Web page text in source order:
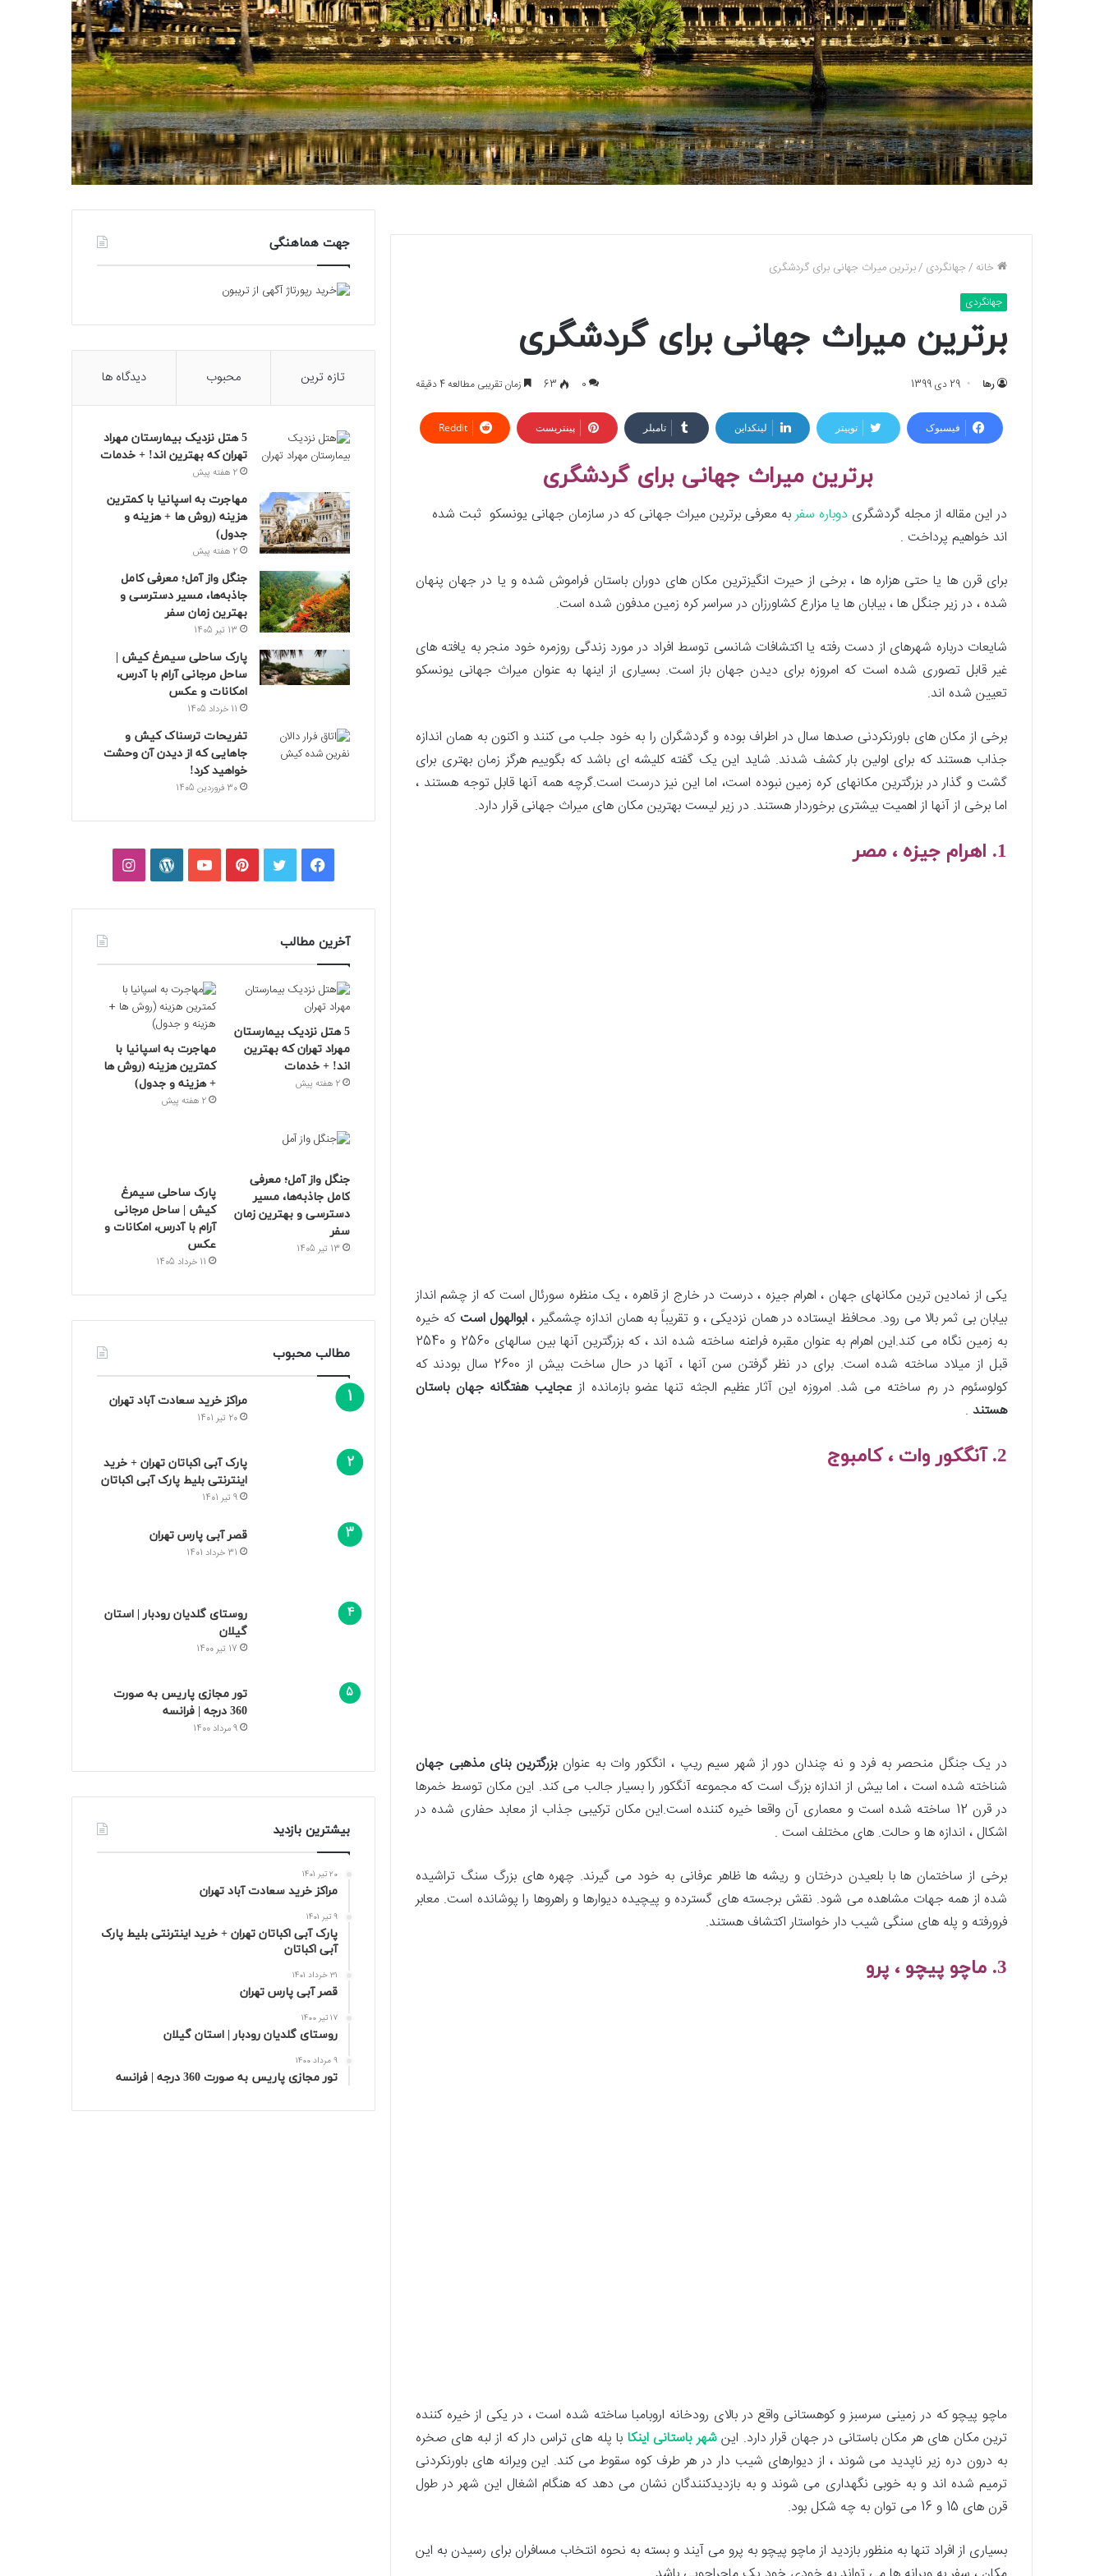
خانه /جهانگردی /برترین میراث جهانی برای گردشگری
جهانگردی
برترین میراث جهانی برای گردشگری
رها 29 دی 1399 0
63 زمان تقریبی مطالعه 4 دقیقه
فیسبوک توییتر لینکداین تامبلر پینتریست Reddit
برترین میراث جهانی برای گردشگری
در این مقاله از مجله گردشگری دوباره سفربه معرفی برترین میراث جهانی که در سازمان جهانی یونسکو ثبت شده
اند خواهیم پرداخت .
برای قرن ها یا حتی هزاره ها ، برخی از حیرت انگیزترین مکان های دوران باستان فراموش شده و یا در جهان پنهان
شده ، در زیر جنگل ها ، بیابان ها یا مزارع کشاورزان در سراسر کره زمین مدفون شده است.
شایعات درباره شهرهای از دست رفته یا اکتشافات شانسی توسط افراد در مورد زندگی روزمره خود منجر به یافته های
غیر قابل تصوری شده است که امروزه برای دیدن جهان باز است. بسیاری از اینها به عنوان میراث جهانی یونسکو
تعیین شده اند.
برخی از مکان های باورنکردنی صدها سال در اطراف بوده و گردشگران را به خود جلب می کنند و اکنون به همان اندازه
جذاب هستند که برای اولین بار کشف شدند. شاید این یک گفته کلیشه ای باشد که بگوییم هرگز زمان بهتری برای
گشت و گذار در بزرگترین مکانهای کره زمین نبوده است، اما این نیز درست است.گرچه همه آنها قابل توجه هستند ،
اما برخی از آنها از اهمیت بیشتری برخوردار هستند. در زیر لیست بهترین مکان های میراث جهانی قرار دارد.
1. اهرام جیزه ، مصر
یکی از نمادین ترین مکانهای جهان ، اهرام جیزه ، درست در خارج از قاهره ، یک منظره سورئال است که از چشم انداز
بیابان بی ثمر بالا می رود. محافظ ایستاده در همان نزدیکی ، و تقریباً به همان اندازه چشمگیر ، ابوالهول است که خیره
به زمین نگاه می کند.این اهرام به عنوان مقبره فراعنه ساخته شده اند ، که بزرگترین آنها بین سالهای 2560 و 2540
قبل از میلاد ساخته شده است. برای در نظر گرفتن سن آنها ، آنها در حال ساخت بیش از 2600 سال بودند که
کولوسئوم در رم ساخته می شد. امروزه این آثار عظیم الجثه تنها عضو بازمانده ازعجایب هفتگانه جهان باستان
هستند .
2. آنگکور وات ، کامبوج
در یک جنگل منحصر به فرد و نه چندان دور از شهر سیم ریپ ، انگکور وات به عنوانبزرگترین بنای مذهبی جهان
شناخته شده است ، اما بیش از اندازه بزرگ است که مجموعه آنگکور را بسیار جالب می کند. این مکان توسط خمرها
در قرن 12 ساخته شده است و معماری آن واقعا خیره کننده است.این مکان ترکیبی جذاب از معابد حفاری شده در
اشکال ، اندازه ها و حالت. های مختلف است .
برخی از ساختمان ها با بلعیدن درختان و ریشه ها ظاهر عرفانی به خود می گیرند. چهره های بزرگ سنگ تراشیده
شده از همه جهات مشاهده می شود. نقش برجسته های گسترده و پیچیده دیوارها و راهروها را پوشانده است. معابر
فرورفته و پله های سنگی شیب دار خواستار اکتشاف هستند.
3. ماچو پیچو ، پرو
ماچو پیچو که در زمینی سرسبز و کوهستانی واقع در بالای رودخانه اروبامبا ساخته شده است ، در یکی از خیره کننده
ترین مکان های هر مکان باستانی در جهان قرار دارد. اینشهر باستانی اینکا با پله های تراس دار که از لبه های صخره
به درون دره زیر ناپدید می شوند ، از دیوارهای شیب دار در هر طرف کوه سقوط می کند. این ویرانه های باورنکردنی
ترمیم شده اند و به خوبی نگهداری می شوند و به بازدیدکنندگان نشان می دهد که هنگام اشغال این شهر در طول
قرن های 15 و 16 می توان به چه شکل بود.
بسیاری از افراد تنها به منظور بازدید از ماچو پیچو به پرو می آیند و بسته به نحوه انتخاب مسافران برای رسیدن به این
جهت هماهنگی
تازه ترین محبوب دیدگاه ها
5 هتل نزدیک بیمارستان مهراد
تهران که بهترین‌ اند! + خدمات
2 هفته پیش
مهاجرت به اسپانیا با کمترین
هزینه (روش ها + هزینه و
جدول)
2 هفته پیش
جنگل واز آمل؛ معرفی کامل
جاذبه‌ها، مسیر دسترسی و
بهترین زمان سفر
13 تیر 1405
پارک ساحلی سیمرغ کیش |
ساحل مرجانی آرام با آدرس،
امکانات و عکس
11 خرداد 1405
تفریحات ترسناک کیش و
جاهایی که از دیدن آن وحشت
خواهید کرد!
30 فروردین 1405
فیسبوکتوییترپینتریستیوتیوبوردپرساینستاگرام
آخرین مطالب
5 هتل نزدیک بیمارستان
مهراد تهران که بهترین‌
اند! + خدمات
2 هفته پیش
مهاجرت به اسپانیا با
کمترین هزینه (روش ها
+ هزینه و جدول)
2 هفته پیش
جنگل واز آمل؛ معرفی
کامل جاذبه‌ها، مسیر
دسترسی و بهترین زمان
سفر
13 تیر 1405
پارک ساحلی سیمرغ
کیش | ساحل مرجانی
آرام با آدرس، امکانات و
عکس
11 خرداد 1405
مطالب محبوب
مراکز خرید سعادت‌ آباد تهران
20 تیر 1401
پارک آبی اکباتان تهران + خرید
اینترنتی بلیط پارک آبی اکباتان
9 تیر 1401
قصر آبی پارس تهران
31 خرداد 1401
روستای گلدیان رودبار | استان
گیلان
17 تیر 1400
تور مجازی پاریس به صورت
360 درجه | فرانسه
9 مرداد 1400
بیشترین بازدید
20 تیر 1401
مراکز خرید سعادت‌ آباد تهران
9 تیر 1401
پارک آبی اکباتان تهران + خرید اینترنتی بلیط پارک
آبی اکباتان
31 خرداد 1401
قصر آبی پارس تهران
17 تیر 1400
روستای گلدیان رودبار | استان گیلان
9 مرداد 1400
تور مجازی پاریس به صورت 360 درجه | فرانسه